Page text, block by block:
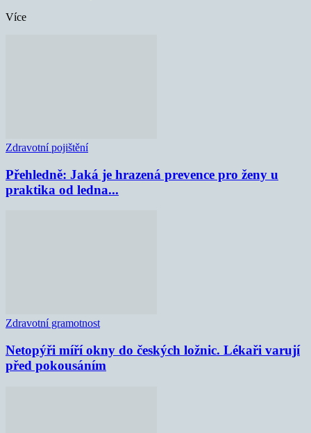
Více
Zdravotní pojištění
Přehledně: Jaká je hrazená prevence pro ženy u
praktika od ledna...
Zdravotní gramotnost
Netopýři míří okny do českých ložnic. Lékaři varují
před pokousáním